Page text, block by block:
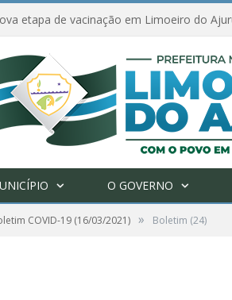
O GOVERNO
COVID-19 (16/03/2021) » Boletim (24)